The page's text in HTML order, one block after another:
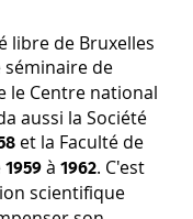
libre de Bruxelles
séminaire de
le Centre national
aussi la Société
et la Faculté de
1959 à 1962. C'est
scientifique